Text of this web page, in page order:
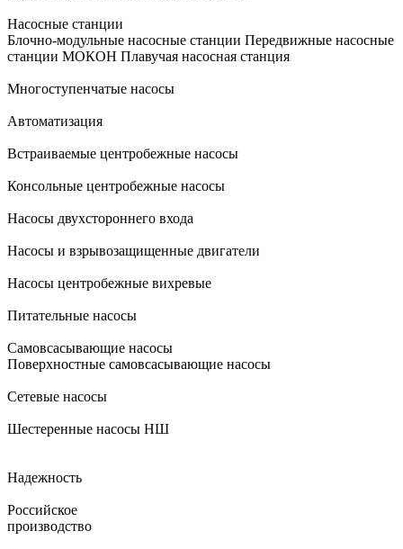
Насосные станции
Блочно-модульные насосные станции Передвижные насосные
станции МОКОН Плавучая насосная станция
Многоступенчатые насосы
Автоматизация
Встраиваемые центробежные насосы
Консольные центробежные насосы
Насосы двухстороннего входа
Насосы и взрывозащищенные двигатели
Насосы центробежные вихревые
Питательные насосы
Самовсасывающие насосы
Поверхностные самовсасывающие насосы
Сетевые насосы
Шестеренные насосы НШ
Надежность
Российское
производство